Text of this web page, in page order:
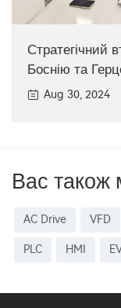
Стратегічний
Боснію та
Aug 30, 2024
Вас також
AC Drive VFD
PLC HMI